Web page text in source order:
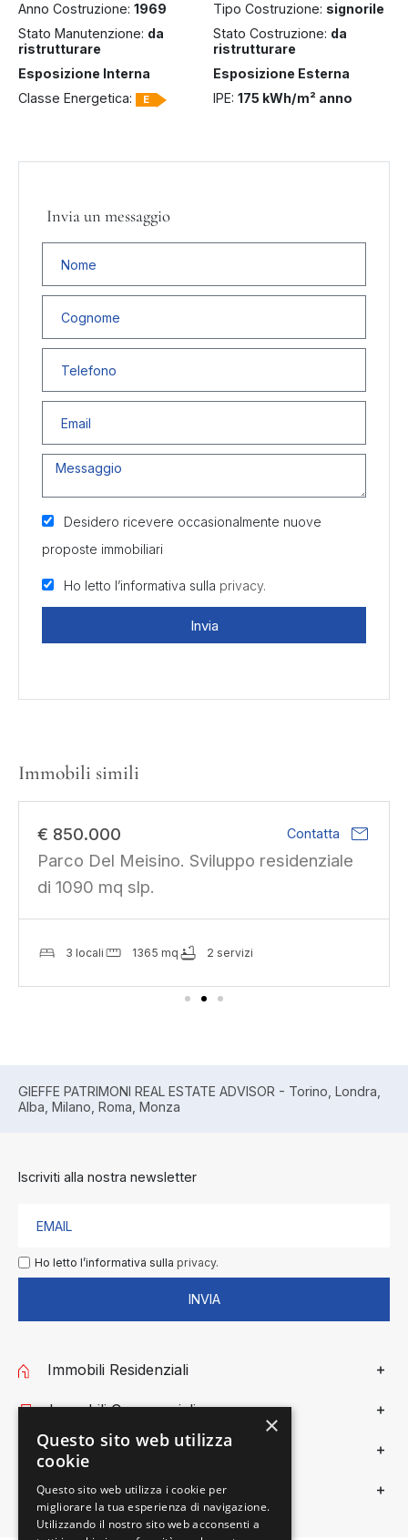
Anno Costruzione: 1969 Tipo Costruzione: signorile
Stato Manutenzione: da
ristrutturare
Stato Costruzione: da
ristrutturare
Esposizione Interna
Esposizione Esterna
Classe Energetica:
E IPE: 175 kWh/m² anno
Invia un messaggio
Desidero ricevere occasionalmente nuove
proposte immobiliari
Ho letto l’informativa sulla privacy.
Invia
Immobili simili
€ 600 Contatta mail
Stanze singole e doppie per studenti in via
Principe Tommaso
5 locali 172 mq 2 servizi
GIEFFE PATRIMONI REAL ESTATE ADVISOR - Torino, Londra,
Alba, Milano, Roma, Monza
Iscriviti alla nostra newsletter
Ho letto l’informativa sulla privacy.
INVIA
Immobili Residenziali
Immobili Commerciali
Gieffe Patrimoni
Privacy
×
Questo sito web utilizza
cookie
Questo sito web utilizza i cookie per
migliorare la tua esperienza di navigazione.
Utilizzando il nostro sito web acconsenti a